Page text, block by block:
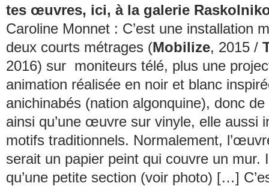
tes œuvres, ici, à la galerie
Caroline Monnet : C’est une installation
deux courts métrages (Mobilize, 2015 /
2016) sur moniteurs télé, plus une
animation réalisée en noir et blanc
anichinabés (nation algonquine), donc
ainsi qu’une œuvre sur vinyle, elle aussi
motifs traditionnels. Normalement,
serait un papier peint qui couvre un mur.
qu’une petite section (voir photo) […]